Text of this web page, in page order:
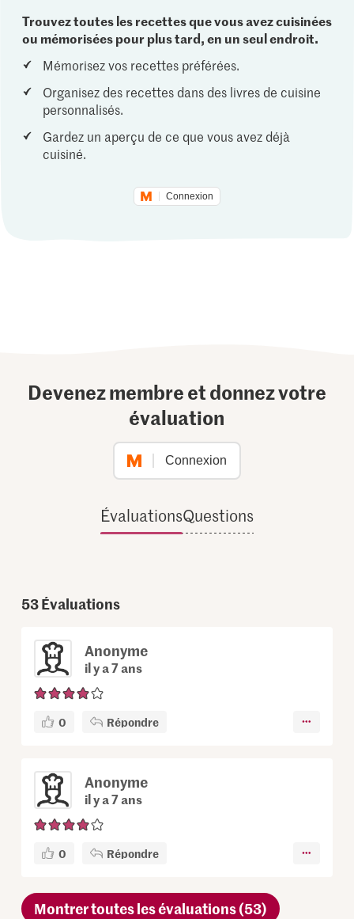
Trouvez toutes les recettes que vous avez cuisinées
ou mémorisées pour plus tard, en un seul endroit.
Mémorisez vos recettes préférées.
Organisez des recettes dans des livres de cuisine
personnalisés.
Gardez un aperçu de ce que vous avez déjà
cuisiné.
Connexion
Devenez membre et donnez votre
évaluation
Connexion
ÉvaluationsQuestions
53Évaluations
Anonyme
il y a 7 ans
0 Répondre
Anonyme
il y a 7 ans
0 Répondre
Montrer toutes les évaluations (53)